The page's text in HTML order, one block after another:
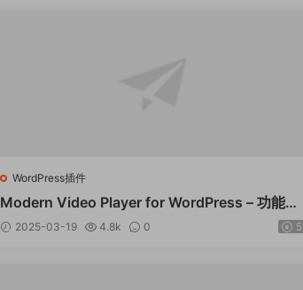
WordPress插件
Modern Video Player for WordPress – 功能強
大的視頻和音頻播放器 – v10.21
2025-03-19 4.8k 0 5